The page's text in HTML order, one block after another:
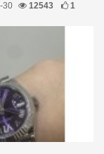
30 12543 1